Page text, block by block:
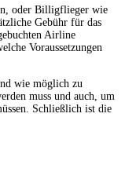
oder Billigflieger wie
Gebühr für das
Airline
Voraussetzungen
wie möglich zu
muss und auch, um
Schließlich ist die